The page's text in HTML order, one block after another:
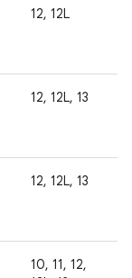
12, 12L
12, 12L, 13
12, 12L, 13
10, 11, 12,